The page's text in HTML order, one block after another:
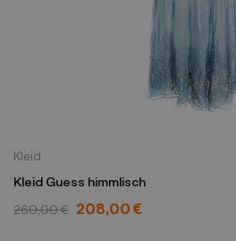
Kleid
Kleid Guess himmlisch
260,00 € 208,00 €